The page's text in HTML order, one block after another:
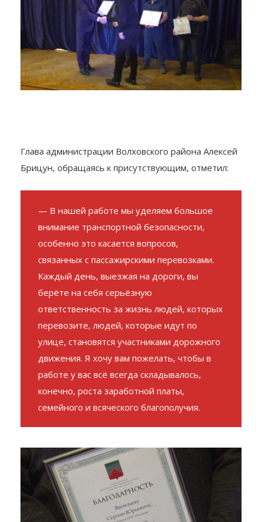
особенно это касается вопросов,
связанных с пассажирскими перевозками.
Каждый день, выезжая на дороги, вы
берёте на себя серьёзную
ответственность за жизнь людей, которых
перевозите, людей, которые идут по
улице, становятся участниками дорожного
движения. Я хочу вам пожелать, чтобы в
работе у вас всё всегда складывалось,
конечно, роста заработной платы,
семейного и всяческого благополучия.